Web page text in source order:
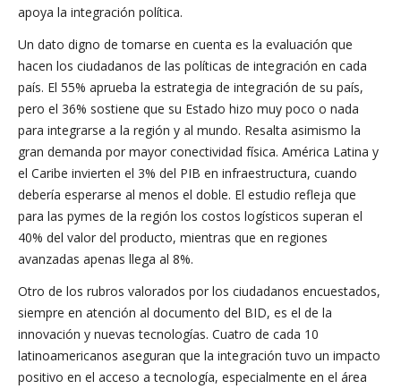
apoya la integración política.
Un dato digno de tomarse en cuenta es la evaluación que
hacen los ciudadanos de las políticas de integración en cada
país. El 55% aprueba la estrategia de integración de su país,
pero el 36% sostiene que su Estado hizo muy poco o nada
para integrarse a la región y al mundo. Resalta asimismo la
gran demanda por mayor conectividad física. América Latina y
el Caribe invierten el 3% del PIB en infraestructura, cuando
debería esperarse al menos el doble. El estudio refleja que
para las pymes de la región los costos logísticos superan el
40% del valor del producto, mientras que en regiones
avanzadas apenas llega al 8%.
Otro de los rubros valorados por los ciudadanos encuestados,
siempre en atención al documento del BID, es el de la
innovación y nuevas tecnologías. Cuatro de cada 10
latinoamericanos aseguran que la integración tuvo un impacto
positivo en el acceso a tecnología, especialmente en el área